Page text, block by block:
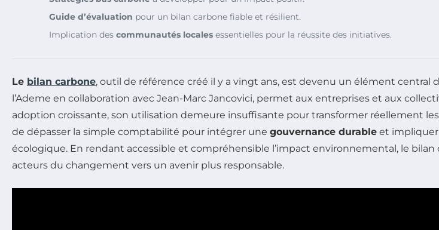
Guide d’évaluation pour un bilan carbone fiable et résilient.
Implication des communautés locales essentielles pour la réussite des initiatives.
Le bilan carbone, outil de référence créé il y a vingt ans, est devenu un élément
l’Ademe en collaboration avec Jean-Marc Jancovici, permet aux entreprises et aux
adoption croissante, son utilisation demeure insuffisante pour transformer réellement
de dépasser la simple comptabilité pour intégrer une gouvernance durable et impliquer
écologique. En rendant accessible et compréhensible l’impact environnemental, le
acteurs du changement vers un avenir plus responsable.